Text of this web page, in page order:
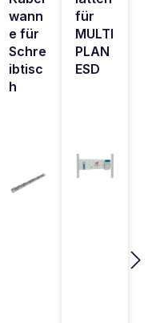
wann
e für
Schre
ibtisc
h
für
MULTI
PLAN
ESD